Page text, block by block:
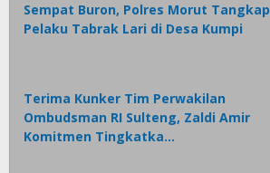
Sempat Buron, Polres Morut Tangkap
Pelaku Tabrak Lari di Desa Kumpi
Terima Kunker Tim Perwakilan
Ombudsman RI Sulteng, Zaldi Amir
Komitmen Tingkatka…